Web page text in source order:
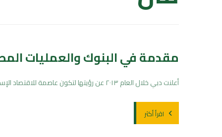
مقدمة في البنوك والعمليات
أعلنت دبي خلال العام ٢٠١٣ عن رؤيتها لتكون عاصمة للاقتصاد الإسلامي. فالمبادئ الإسلامية تلعب دوراً أساسيا ً اليوم في بيئة ...
اقرأ أكثر